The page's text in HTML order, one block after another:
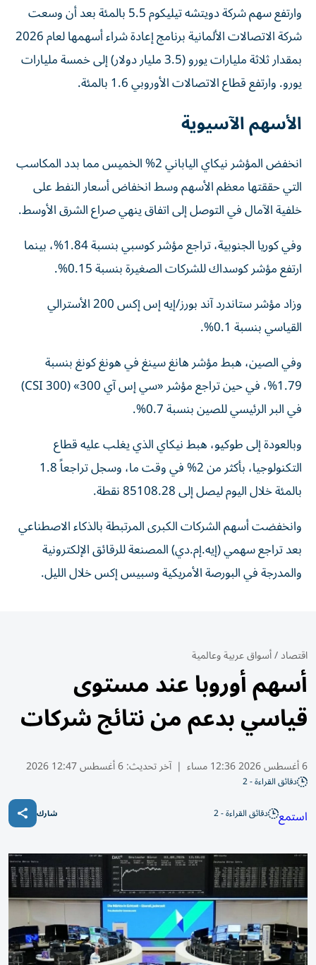
وارتفع سهم شركة دويتشه تيليكوم 5.5 بالمئة بعد أن وسعت
شركة الاتصالات الألمانية برنامج ‌إعادة شراء أسهمها لعام 2026
بمقدار ثلاثة مليارات يورو (3.5 ‌مليار دولار) إلى خمسة مليارات
يورو. وارتفع قطاع الاتصالات الأوروبي 1.6 بالمئة.
الأسهم الآسيوية
انخفض المؤشر نيكاي الياباني 2% الخميس مما بدد المكاسب
التي حققتها معظم الأسهم وسط انخفاض أسعار النفط على
خلفية الآمال في التوصل ‌إلى اتفاق ينهي صراع الشرق ‌الأوسط.
وفي كوريا الجنوبية، تراجع مؤشر كوسبي بنسبة 1.84%، بينما
ارتفع مؤشر كوسداك للشركات الصغيرة بنسبة 0.15%.
وزاد مؤشر ستاندرد آند بورز/إيه إس إكس 200 الأسترالي
القياسي بنسبة 0.1%.
وفي الصين، هبط مؤشر هانغ سينغ في هونغ كونغ بنسبة
1.79%، في حين تراجع مؤشر «سي إس آي 300» (CSI 300)
في البر الرئيسي للصين بنسبة 0.7%.
وبالعودة إلى طوكيو، هبط نيكاي الذي يغلب عليه قطاع
التكنولوجيا، بأكثر من 2% في وقت ما، وسجل تراجعاً 1.8
بالمئة خلال اليوم ‌ليصل إلى 85108.28 نقطة.
وانخفضت أسهم الشركات الكبرى المرتبطة بالذكاء الاصطناعي
بعد تراجع سهمي (إيه.إم.دي) المصنعة للرقائق الإلكترونية
والمدرجة في البورصة الأمريكية وسبيس إكس خلال الليل.
اقتصاد/أسواق عربية وعالمية
أسهم أوروبا عند مستوى
قياسي بدعم من نتائج شركات
6 أغسطس 2026 12:36 مساء | آخر تحديث:6 أغسطس 12:47 2026
دقائق القراءة - 2
استمع دقائق القراءة - 2 شارك